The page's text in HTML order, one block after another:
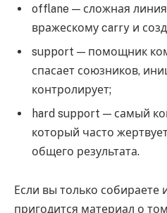
offlane — сложная
вражескому carry и
support — помощник
спасает союзников,
контролирует;
hard support — самый
который часто
общего результата.
Если вы только собираете
пригодится материал о